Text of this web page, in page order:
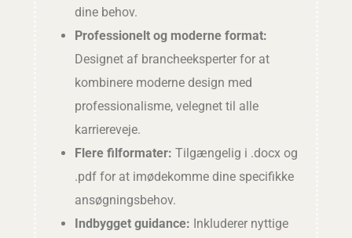
dine behov.
Professionelt og moderne format:
Designet af brancheeksperter for at
kombinere moderne design med
professionalisme, velegnet til alle
karriereveje.
Flere filformater: Tilgængelig i .docx og
.pdf for at imødekomme dine specifikke
ansøgningsbehov.
Indbygget guidance: Inkluderer nyttige